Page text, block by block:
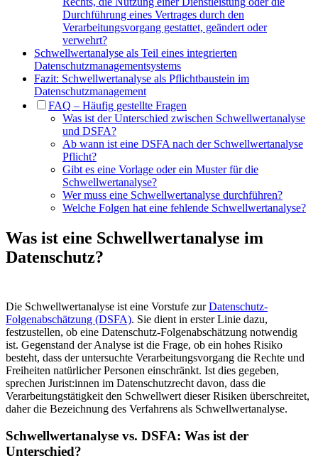
Durchführung eines Vertrages durch den
Verarbeitungsvorgang gestattet, geändert oder
verwehrt?
Schwellwertanalyse als Teil eines integrierten
Datenschutzmanagementsystems
Fazit: Schwellwertanalyse als Pflichtbaustein im
Datenschutzmanagement
FAQ – Häufig gestellte Fragen
Was ist der Unterschied zwischen Schwellwertanalyse
und DSFA?
Ab wann ist eine DSFA nach der Schwellwertanalyse
Pflicht?
Gibt es eine Vorlage oder ein Muster für die
Schwellwertanalyse?
Wer muss eine Schwellwertanalyse durchführen?
Welche Folgen hat eine fehlende Schwellwertanalyse?
Was ist eine Schwellwertanalyse im
Datenschutz?
Die Schwellwertanalyse ist eine Vorstufe zurDatenschutz-
Folgenabschätzung (DSFA). Sie dient in erster Linie dazu,
festzustellen, ob eine Datenschutz-Folgenabschätzung notwendig
ist. Gegenstand der Analyse ist die Frage, ob ein hohes Risiko
besteht, dass der untersuchte Verarbeitungsvorgang die Rechte und
Freiheiten natürlicher Personen einschränkt. Ist dies gegeben,
sprechen Jurist:innen im Datenschutzrecht davon, dass die
Verarbeitungstätigkeit den Schwellwert dieser Risiken überschreitet,
daher die Bezeichnung des Verfahrens als Schwellwertanalyse.
Schwellwertanalyse vs. DSFA: Was ist der
Unterschied?